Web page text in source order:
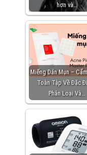
hơn và…
Miếng Dán Mụn –
Toàn Tập Về Đặc
Phân Loại Và…